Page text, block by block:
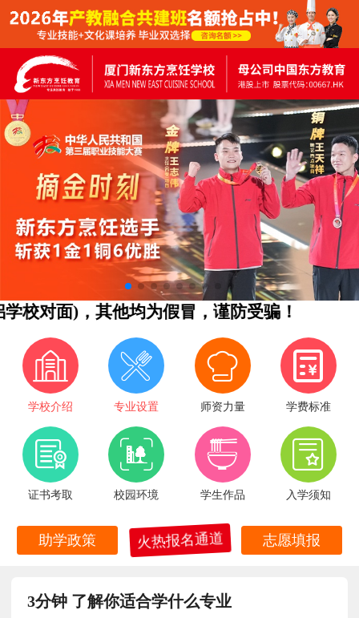
对面)，其他均为假冒，谨防受骗！
学校介绍 专业设置 师资力量 学费标准
证书考取 校园环境 学生作品 入学须知
助学政策 火热报名通道 志愿填报
3分钟 了解你适合学什么专业